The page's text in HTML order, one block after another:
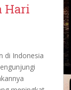
Hari
di Indonesia